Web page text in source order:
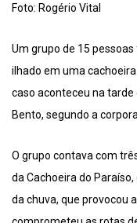
Foto: Rogério Vital
Um grupo de 15
ilhado em uma
caso aconteceu na tarde
Bento, segundo a
O grupo contava com
da Cachoeira do
da chuva, que provocou